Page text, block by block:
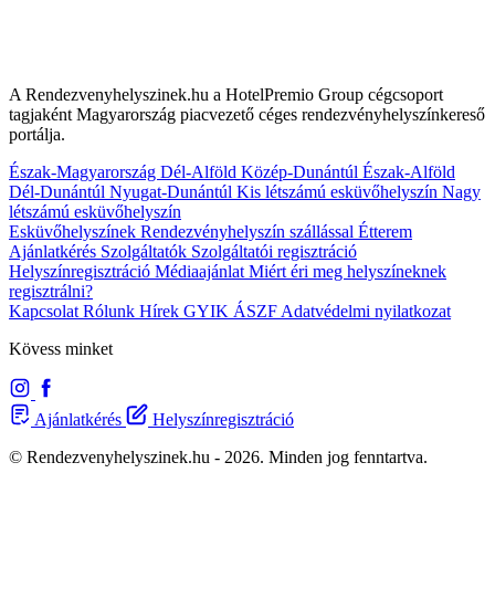
A Rendezvenyhelyszinek.hu a HotelPremio Group cégcsoport
tagjaként Magyarország piacvezető céges rendezvényhelyszínkereső
portálja.
Észak-Magyarország Dél-Alföld Közép-Dunántúl Észak-Alföld
Dél-Dunántúl Nyugat-Dunántúl Kis létszámú esküvőhelyszín Nagy
létszámú esküvőhelyszín
Esküvőhelyszínek Rendezvényhelyszín szállással Étterem
Ajánlatkérés Szolgáltatók Szolgáltatói regisztráció
Helyszínregisztráció Médiaajánlat Miért éri meg helyszíneknek
regisztrálni?
Kapcsolat Rólunk Hírek GYIK ÁSZF Adatvédelmi nyilatkozat
Kövess minket
Ajánlatkérés
Helyszínregisztráció
© Rendezvenyhelyszinek.hu - 2026. Minden jog fenntartva.